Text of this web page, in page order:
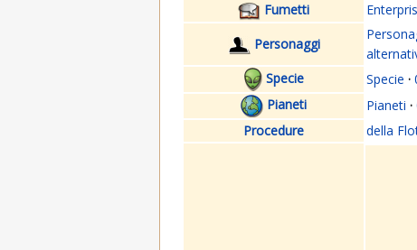
Fumetti
Personaggi
Specie
Specie ·
Pianeti
Pianeti ·
Procedure
della